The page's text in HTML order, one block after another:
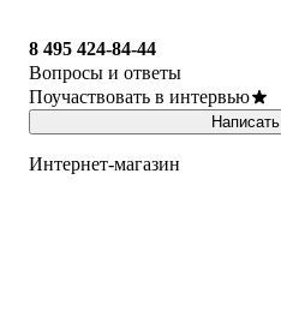
8 495 424-84-44
Вопросы и ответы
Поучаствовать в интервью
Интернет-магазин